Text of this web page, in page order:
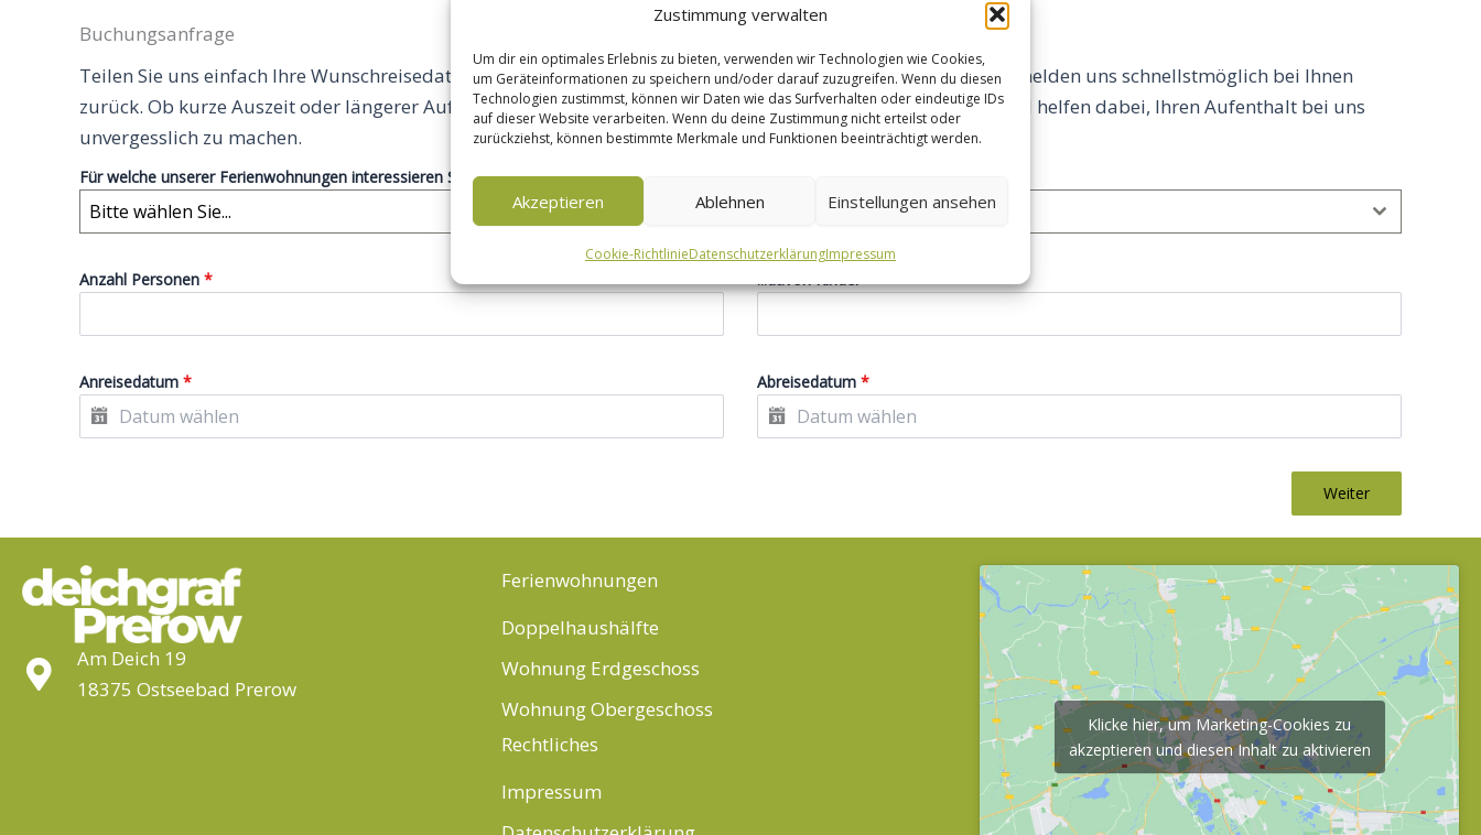
Zustimmung verwalten
Um dir ein optimales Erlebnis zu bieten, verwenden wir Technologien wie Cookies,
um Geräteinformationen zu speichern und/oder darauf zuzugreifen. Wenn du diesen
Technologien zustimmst, können wir Daten wie das Surfverhalten oder eindeutige IDs
auf dieser Website verarbeiten. Wenn du deine Zustimmung nicht erteilst oder
zurückziehst, können bestimmte Merkmale und Funktionen beeinträchtigt werden.
Akzeptieren Ablehnen Einstellungen ansehen
Cookie-RichtlinieDatenschutzerklärungImpressum
Buchungsanfrage
Teilen Sie uns einfach Ihre Wunschreisedaten mit, wir prüfen die Verfügbarkeit für Ihren Traumurlaub und melden uns schnellstmöglich bei Ihnen
zurück. Ob kurze Auszeit oder längerer Aufenthalt – wir stehen Ihnen gerne für alle Fragen zur Verfügung und helfen dabei, Ihren Aufenthalt bei uns
unvergesslich zu machen.
Für welche unserer Ferienwohnungen interessieren Sie sich?*
Bitte wählen Sie...
Anzahl Personen *
Anreisedatum * Abreisedatum *
Weiter
Am Deich 19
18375 Ostseebad Prerow
Ferienwohnungen
Doppelhaushälfte
Wohnung Erdgeschoss
Wohnung Obergeschoss
Rechtliches
Impressum
Klicke hier, um Marketing-Cookies zu
akzeptieren und diesen Inhalt zu aktivieren